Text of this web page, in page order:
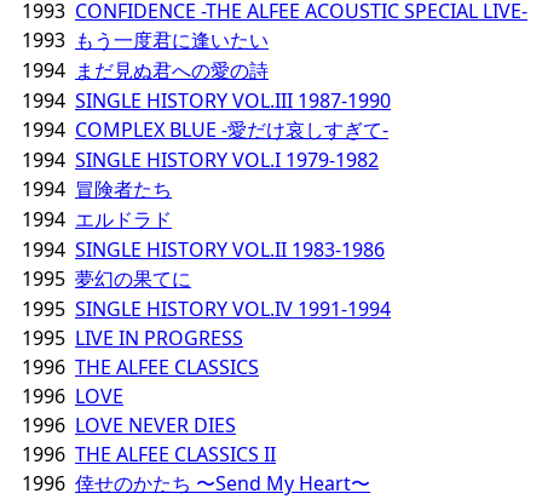
1993 CONFIDENCE -THE ALFEE ACOUSTIC SPECIAL LIVE-
1993 もう一度君に逢いたい
1994 まだ見ぬ君への愛の詩
1994 SINGLE HISTORY VOL.III 1987-1990
1994 COMPLEX BLUE -愛だけ哀しすぎて-
1994 SINGLE HISTORY VOL.I 1979-1982
1994 冒険者たち
1994 エルドラド
1994 SINGLE HISTORY VOL.II 1983-1986
1995 夢幻の果てに
1995 SINGLE HISTORY VOL.IV 1991-1994
1995 LIVE IN PROGRESS
1996 THE ALFEE CLASSICS
1996 LOVE
1996 LOVE NEVER DIES
1996 THE ALFEE CLASSICS II
1996 倖せのかたち 〜Send My Heart〜